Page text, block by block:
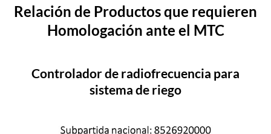
Relación de Productos que requieren
Homologación ante el MTC
Controlador de radiofrecuencia para
sistema de riego